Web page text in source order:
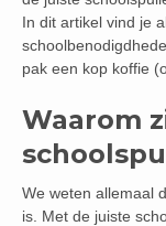
In dit artikel vind je
pak een kop koffie
Waarom
We weten allemaal
is. Met de juiste